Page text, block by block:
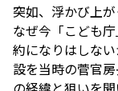
突如、浮かび上
なぜ今「こども
約になりはしな
設を当時の菅官